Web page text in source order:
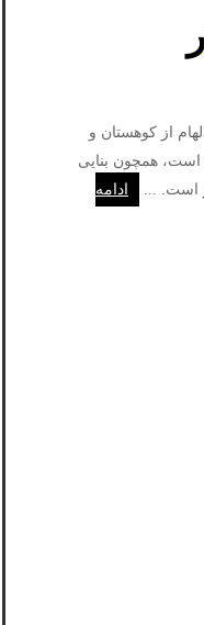
از کوهستان و
همچون بنایی
است. ...
ادامه